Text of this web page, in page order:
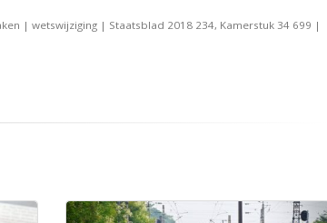
| wetswijziging | Staatsblad 2018 234, Kamerstuk 34 699 |